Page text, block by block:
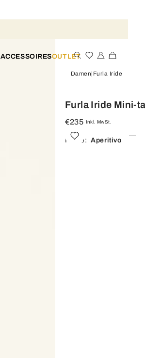
ACCESSOIRESOUTLET
Damen Furla Iride
Furla Iride Mini-
€235 Inkl. MwSt.
Farbe: Aperitivo